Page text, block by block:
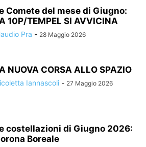
Comete del mese di Giugno:
10P/TEMPEL SI AVVICINA
Pra - 28 Maggio 2026
NUOVA CORSA ALLO SPAZIO
Iannascoli - 27 Maggio 2026
costellazioni di Giugno 2026:
Boreale